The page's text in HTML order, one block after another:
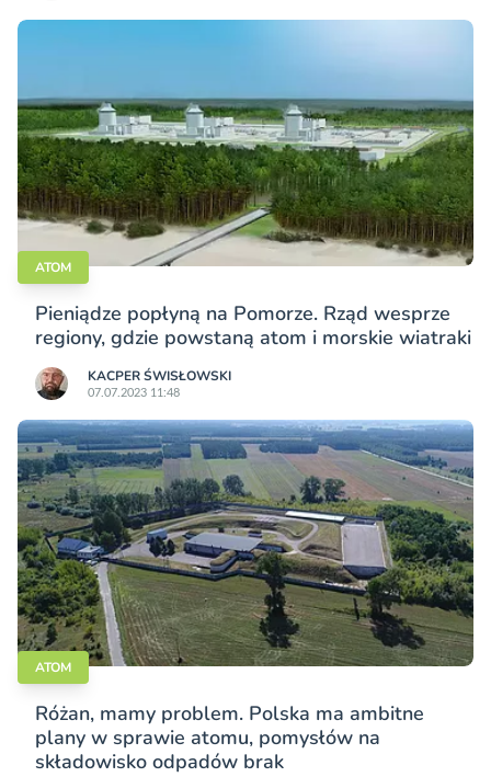
ATOM
Pieniądze popłyną na Pomorze. Rząd wesprze
regiony, gdzie powstaną atom i morskie wiatraki
KACPER ŚWISŁO­WSKI
07.07.2023 11:48
ATOM
Różan, mamy problem. Polska ma ambitne
plany w sprawie atomu, pomysłów na
składowisko odpadów brak